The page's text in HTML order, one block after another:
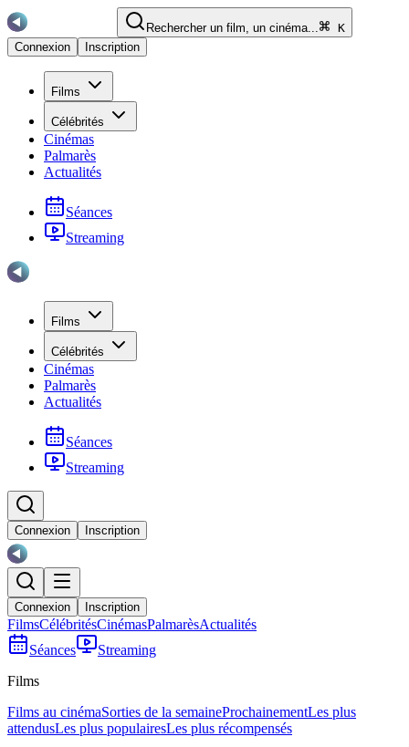
Rechercher un film, un cinéma...
K
Connexion
Inscription
Films
Célébrités
Cinémas
Palmarès
Actualités
Séances
Streaming
Films
Célébrités
Cinémas
Palmarès
Actualités
Séances
Streaming
Connexion Inscription
Connexion Inscription
FilmsCélébritésCinémasPalmarèsActualités
Séances
Streaming
Films
Films au cinémaSorties de la semaineProchainementLes plus
attendusLes plus populairesLes plus récompensés